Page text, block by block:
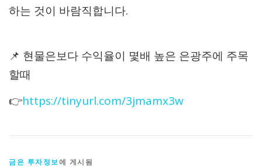
하는 것이 바람직합니다.
📌 현물은보다 수익율이 몇배 높은 은광주에 주목
할때
👉https://tinyurl.com/3jmamx3w
금은 투자정보에 게시됨